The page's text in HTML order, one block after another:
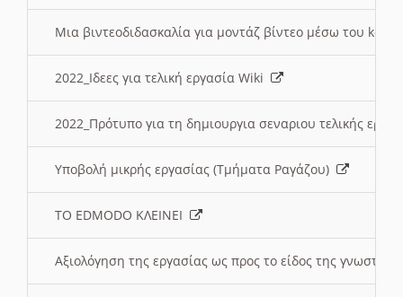
Μια βιντεοδιδασκαλία για μοντάζ βίντεο μέσω του
2022_Ιδεες για τελική εργασία Wiki
2022_Πρότυπο για τη δημιουργια σεναριου τελικής
Υποβολή μικρής εργασίας (Τμήματα Ραγάζου)
ΤΟ EDMODO ΚΛΕΙΝΕΙ
Αξιολόγηση της εργασίας ως προς το είδος της